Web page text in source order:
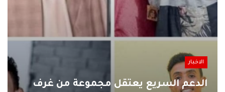
الاخبار
الدعم السريع يعتقل مجموعة من غرف